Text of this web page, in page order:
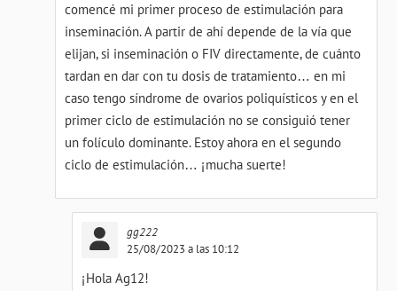
comencé mi primer proceso de estimulación para
inseminación. A partir de ahí depende de la vía que
elijan, si inseminación o FIV directamente, de cuánto
tardan en dar con tu dosis de tratamiento… en mi
caso tengo síndrome de ovarios poliquísticos y en el
primer ciclo de estimulación no se consiguió tener
un folículo dominante. Estoy ahora en el segundo
ciclo de estimulación… ¡mucha suerte!
gg222
25/08/2023 a las 10:12
¡Hola Ag12!